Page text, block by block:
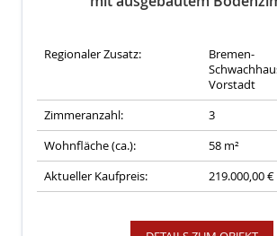
Regionaler Zusatz:
Bremen-
Vorstadt
Zimmeranzahl:
3
Wohnfläche (ca.):
58 m²
Aktueller Kaufpreis:
219.000,00 €